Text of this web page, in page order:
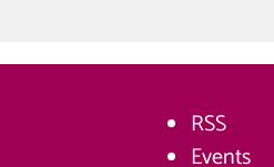
RSS
Events